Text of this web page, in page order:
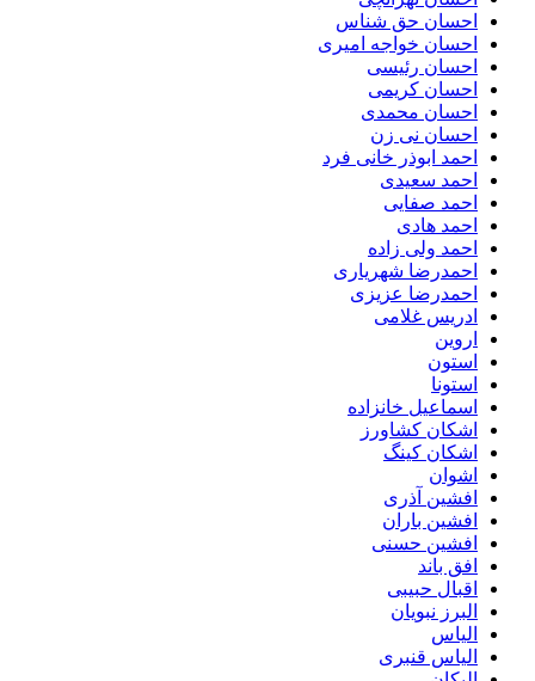
احسان حق شناس
احسان خواجه امیری
احسان رئیسی
احسان کریمی
احسان محمدی
احسان نی زن
احمد ابوذر خانی فرد
احمد سعیدی
احمد صفایی
احمد هادی
احمد ولی زاده
احمدرضا شهریاری
احمدرضا عزیزی
ادریس غلامی
اروین
استون
استونا
اسماعیل خانزاده
اشکان کشاورز
اشکان کینگ
اشوان
افشین آذری
افشین باران
افشین حسنی
افق باند
اقبال حبیبی
البرز نبویان
الیاس
الیاس قنبرى